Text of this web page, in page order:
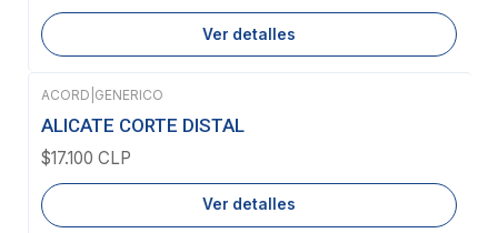
Ver detalles
Agotado
ACORD GENERICO
ALICATE CORTE DISTAL
$17.100 CLP
Ver detalles